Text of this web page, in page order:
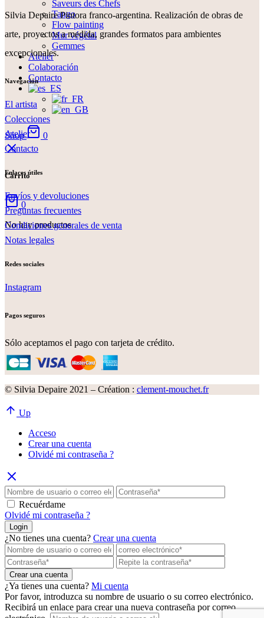
Saveurs des Chefs
Tango
Flow painting
Mur végétal
Gemmes
Atelier
Colaboración
Contacto
Shop 0
Carrito
0
No hay productos
Silvia Depaire Pintora franco-argentina. Realización de obras de
arte, proyectos a medida, grandes formatos para ambientes
excepcionales.
Navegación
El artista
Colecciones
Atelier
Contacto
Enlaces útiles
Envíos y devoluciones
Preguntas frecuentes
Condiciones generales de venta
Notas legales
Redes sociales
Instagram
Pagos seguros
Sólo aceptamos el pago con tarjeta de crédito.
© Silvia Depaire 2021 – Création : clement-mouchet.fr
Up
Acceso
Crear una cuenta
Olvidé mi contraseña ?
Recuérdame
Olvidé mi contraseña ?
Login
¿No tienes una cuenta? Crear una cuenta
Crear una cuenta
¿Ya tienes una cuenta? Mi cuenta
Por favor, introduzca su nombre de usuario o su correo electrónico.
Recibirá un enlace para crear una nueva contraseña por correo